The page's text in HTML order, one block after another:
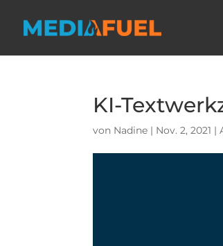
KI-
von Nadine | Nov. 2, 2021 |